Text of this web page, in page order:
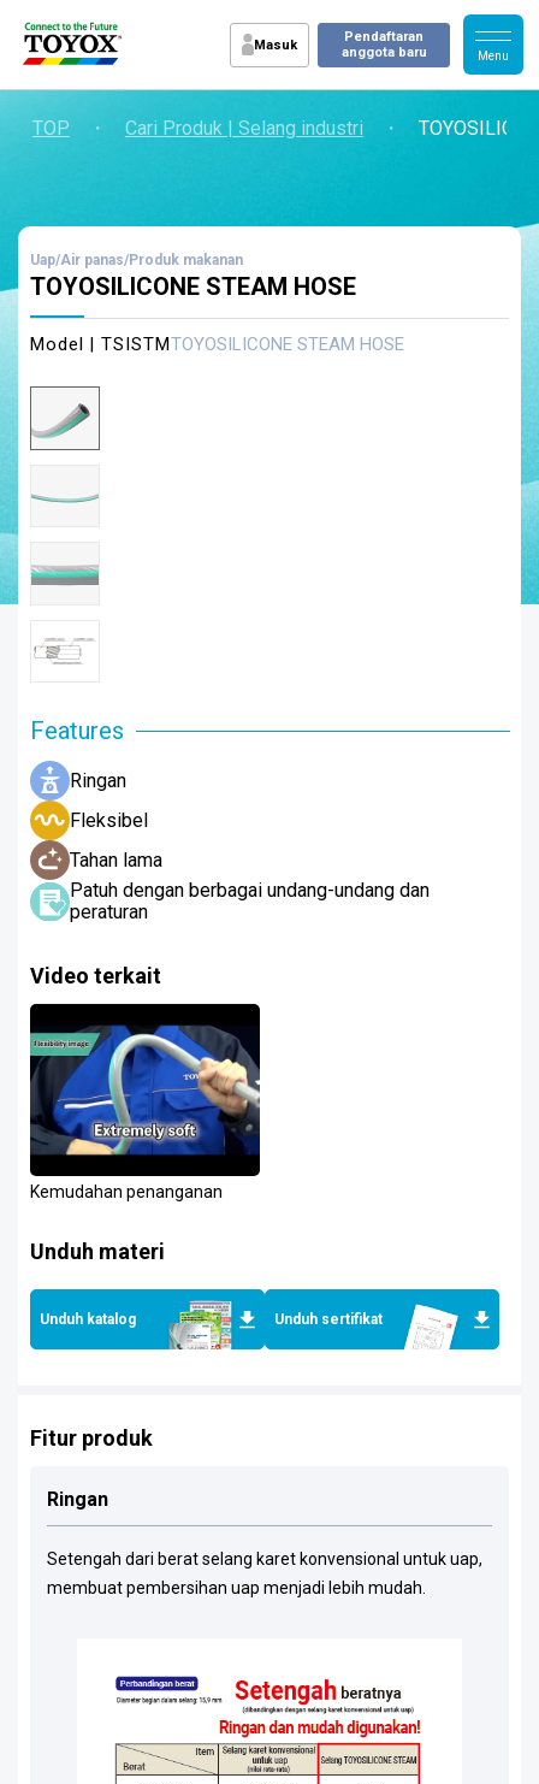
Masuk
Pendaftaran
anggota baru
TOP ・ Cari Produk | Selang industri ・
Uap/Air panas/Produk makanan
TOYOSILICONE STEAM HOSE
Model | TSISTMTOYOSILICONE STEAM HOSE
Features
Ringan
Fleksibel
Tahan lama
Patuh dengan berbagai undang-undang dan
peraturan
Video terkait
Kemudahan penanganan
Unduh materi
Unduh katalog Unduh sertifikat
Fitur produk
Ringan
Setengah dari berat selang karet konvensional untuk uap,
membuat pembersihan uap menjadi lebih mudah.